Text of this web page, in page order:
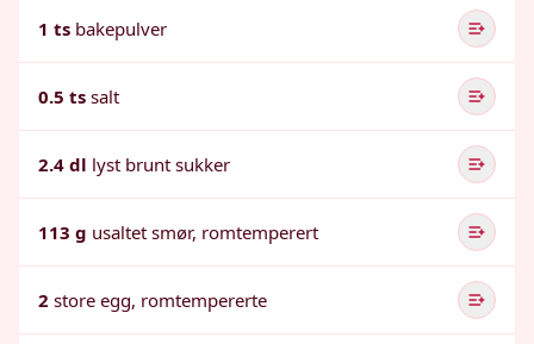
1 ts bakepulver
0.5 ts salt
2.4 dl lyst brunt sukker
113 g usaltet smør, romtemperert
2 store egg, romtempererte